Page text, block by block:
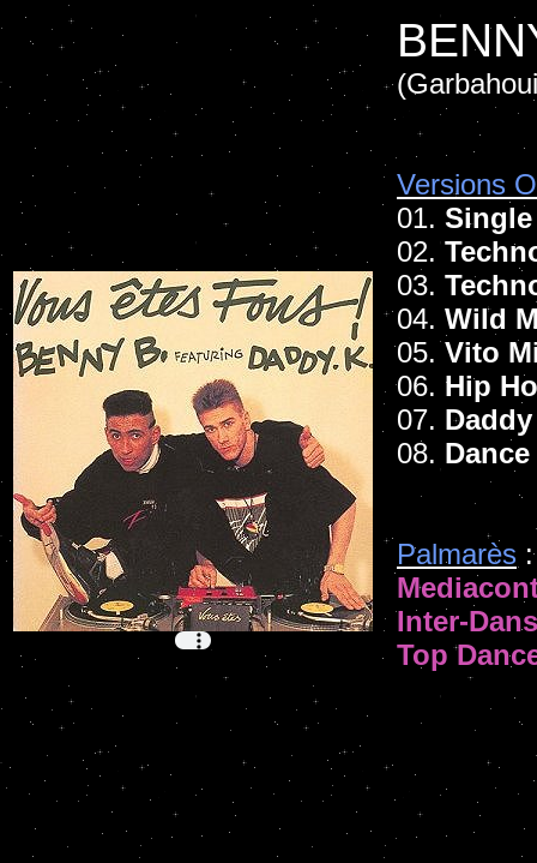
Versions
01.
02.
03.
04. Wild
05.Vito
06. Hip
07.
08.
Palmarès :
Inter-
Top